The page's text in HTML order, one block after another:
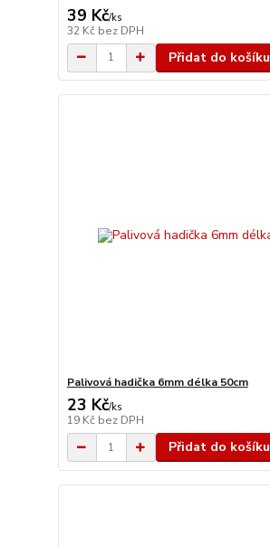
39 Kč/ks
32 Kč bez DPH
Přidat do košíku
Palivová hadička 6mm délka 50cm
23 Kč/ks
19 Kč bez DPH
Přidat do košíku